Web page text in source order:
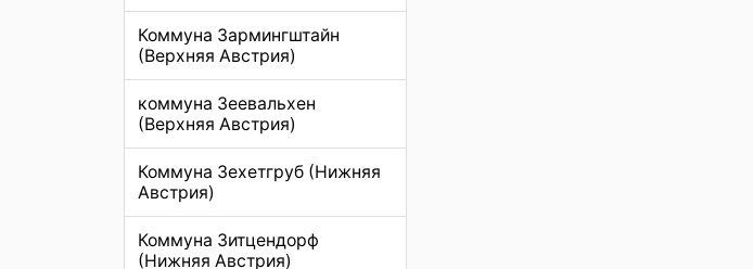
Коммуна Зармингштайн
(Верхняя Австрия)
коммуна Зеевальхен
(Верхняя Австрия)
Коммуна Зехетгруб (Нижняя
Австрия)
Коммуна Зитцендорф
(Нижняя Австрия)